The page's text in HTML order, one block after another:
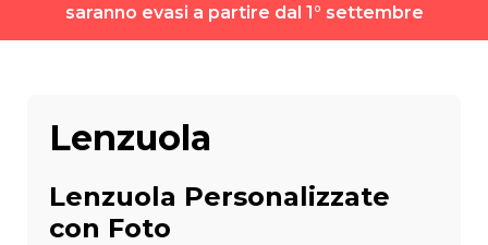
saranno evasi a partire dal 1° settembre
Lenzuola
Lenzuola Personalizzate
con Foto